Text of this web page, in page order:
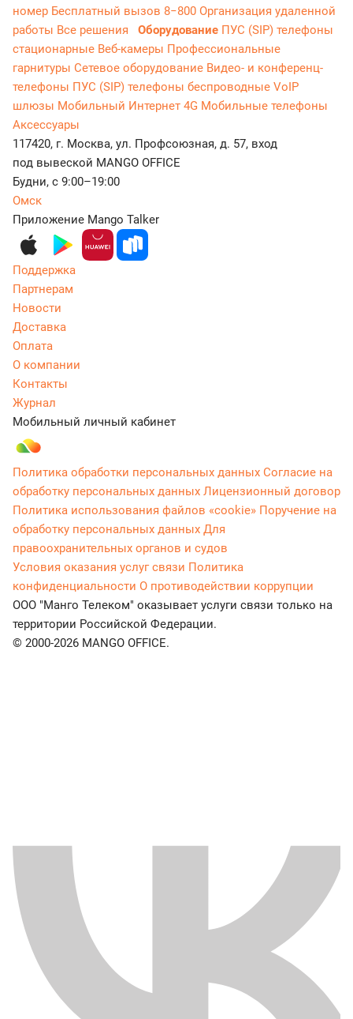
номер Бесплатный вызов 8−800 Организация удаленной
работы Все решения Оборудование ПУС (SIP) телефоны
стационарные Веб-камеры Профессиональные
гарнитуры Сетевое оборудование Видео- и конференц-
телефоны ПУС (SIP) телефоны беспроводные VoIP
шлюзы Мобильный Интернет 4G Мобильные телефоны
Аксессуары
117420, г. Москва, ул. Профсоюзная, д. 57, вход
под вывеской MANGO OFFICE
Будни, с 9:00–19:00
Омск
Приложение Mango Talker
Поддержка
Партнерам
Новости
Доставка
Оплата
О компании
Контакты
Журнал
Мобильный личный кабинет
Политика обработки персональных данных Согласие на
обработку персональных данных Лицензионный договор
Политика использования файлов «cookie» Поручение на
обработку персональных данных Для
правоохранительных органов и судов
Условия оказания услуг связи Политика
конфиденциальности О противодействии коррупции
ООО "Манго Телеком" оказывает услуги связи только на
территории Российской Федерации.
© 2000-2026 MANGO OFFICE.